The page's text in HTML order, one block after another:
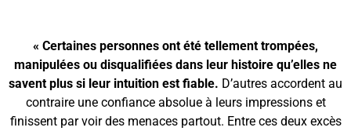
« Certaines personnes ont été tellement trompées,
manipulées ou disqualifiées dans leur histoire qu’elles ne
savent plus si leur intuition est fiable. D’autres accordent au
contraire une confiance absolue à leurs impressions et
finissent par voir des menaces partout. Entre ces deux excès